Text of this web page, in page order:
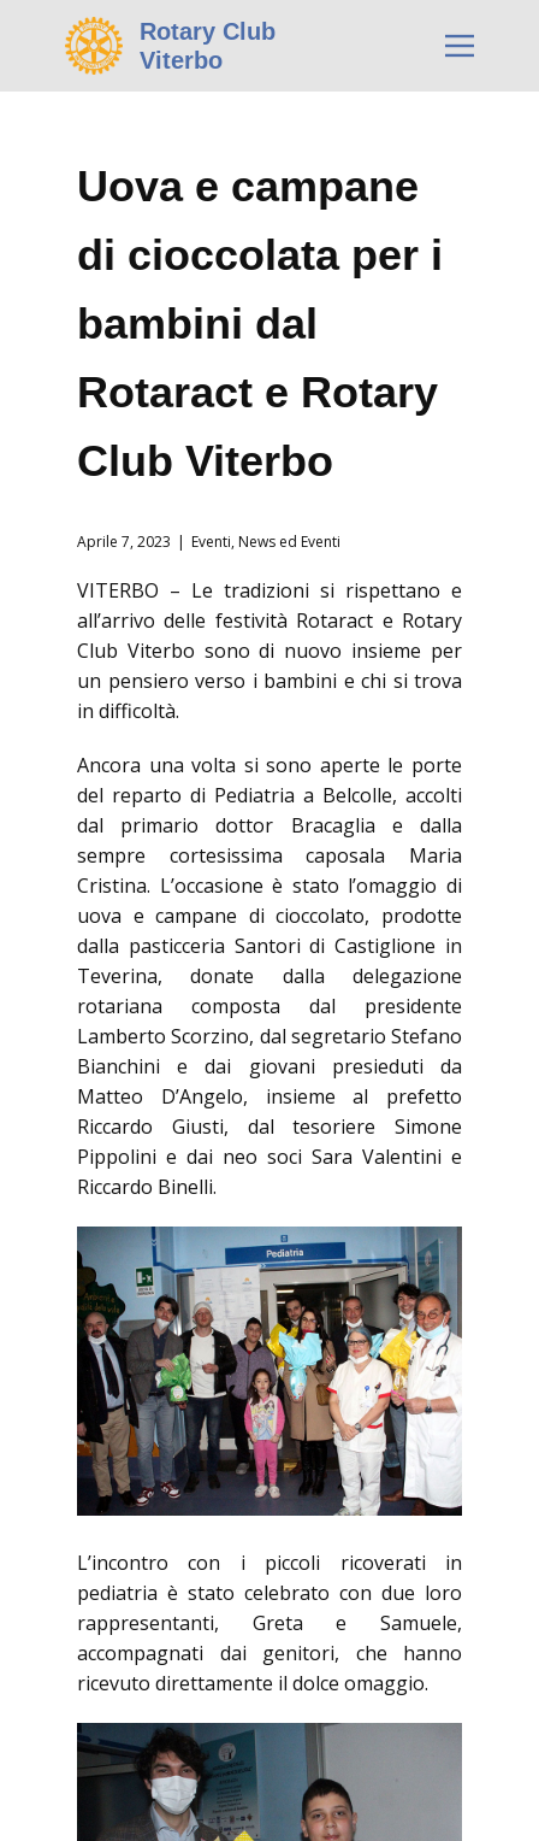
Rotary Club
Viterbo
Uova e campane
di cioccolata per i
bambini dal
Rotaract e Rotary
Club Viterbo
Aprile 7, 2023 Eventi, News ed Eventi
VITERBO – Le tradizioni si rispettano e
all’arrivo delle festività Rotaract e Rotary
Club Viterbo sono di nuovo insieme per
un pensiero verso i bambini e chi si trova
in difficoltà.
Ancora una volta si sono aperte le porte
del reparto di Pediatria a Belcolle, accolti
dal primario dottor Bracaglia e dalla
sempre cortesissima caposala Maria
Cristina. L’occasione è stato l’omaggio di
uova e campane di cioccolato, prodotte
dalla pasticceria Santori di Castiglione in
Teverina, donate dalla delegazione
rotariana composta dal presidente
Lamberto Scorzino, dal segretario Stefano
Bianchini e dai giovani presieduti da
Matteo D’Angelo, insieme al prefetto
Riccardo Giusti, dal tesoriere Simone
Pippolini e dai neo soci Sara Valentini e
Riccardo Binelli.
L’incontro con i piccoli ricoverati in
pediatria è stato celebrato con due loro
rappresentanti, Greta e Samuele,
accompagnati dai genitori, che hanno
ricevuto direttamente il dolce omaggio.